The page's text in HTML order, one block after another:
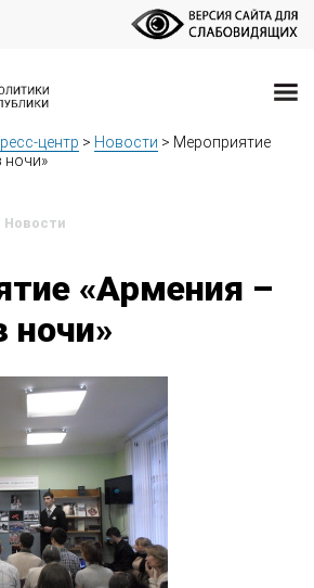
центр > Новости > Мероприятие
ночи»
Новости
«Армения –
ночи»